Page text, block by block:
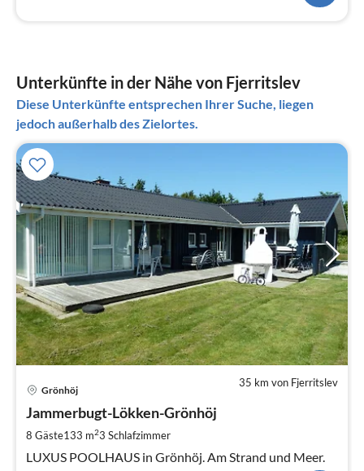
Unterkünfte in der Nähe von Fjerritslev
Diese Unterkünfte entsprechen Ihrer Suche, liegen
jedoch außerhalb des Zielortes.
35 km von Fjerritslev
Grönhöj
Jammerbugt-Lökken-Grönhöj
8 Gäste133 m23 Schlafzimmer
LUXUS POOLHAUS in Grönhöj. Am Strand und Meer.